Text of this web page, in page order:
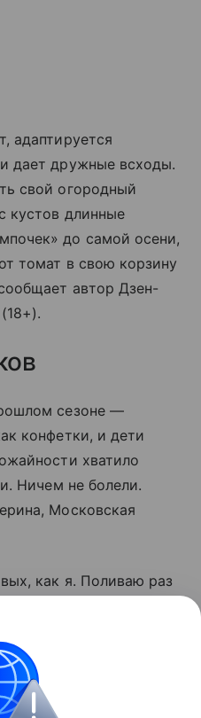
адаптируется
дает дружные всходы.
свой огородный
кустов длинные
до самой осени,
томат в свою корзину
автор Дзен-
сезоне —
конфетки, и дети
хватило
Ничем не болели.
Московская
как я. Поливаю раз
насыщенный.
Краснодарский край.